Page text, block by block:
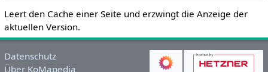
Leert den Cache einer Seite und erzwingt die Anzeige der
aktuellen Version.
Datenschutz
Über KoMapedia